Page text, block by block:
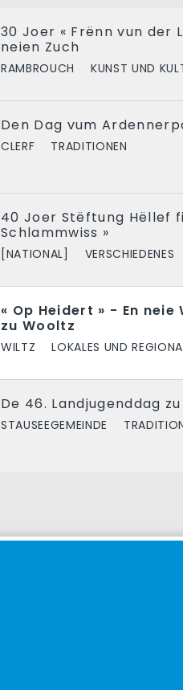
30 Joer « Frënn vun der
neien Zuch
RAMBROUCH KUNST UND
Den Dag vum
CLERF TRADITIONEN
40 Joer Stëftung Hëllef
Schlammwiss »
[NATIONAL] VERSCHIEDENES
« Op Heidert » - En
zu Wooltz
WILTZ LOKALES UND
De 46. Landjugenddag
STAUSEEGEMEINDE